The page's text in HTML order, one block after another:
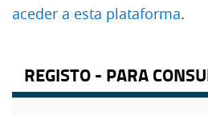
aceder a esta plataforma.
REGISTO - PARA